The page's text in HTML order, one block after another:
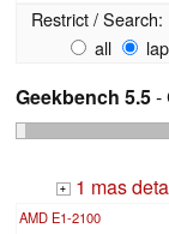
Restrict / Search:
all
Geekbench 5.5-
+ 1 mas
AMD E1-2100